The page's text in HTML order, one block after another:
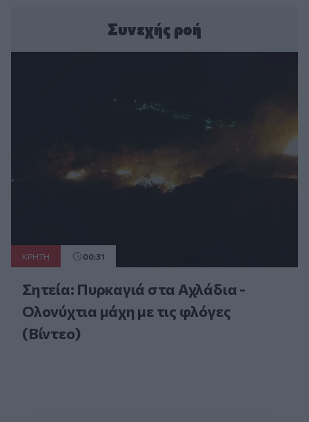
Συνεχής ροή
ΚΡΗΤΗ 00:31
Σητεία: Πυρκαγιά στα Αχλάδια -
Ολονύχτια μάχη με τις φλόγες
(Βίντεο)